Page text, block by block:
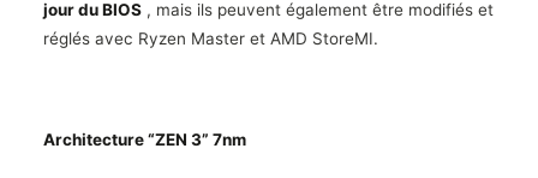
jour du BIOS , mais ils peuvent également être modifiés et
réglés avec Ryzen Master et AMD StoreMI.
Architecture “ZEN 3” 7nm